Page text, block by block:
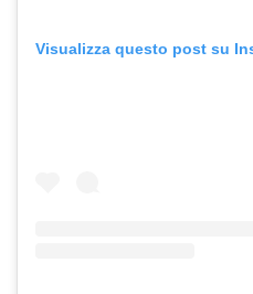
Visualizza questo post su